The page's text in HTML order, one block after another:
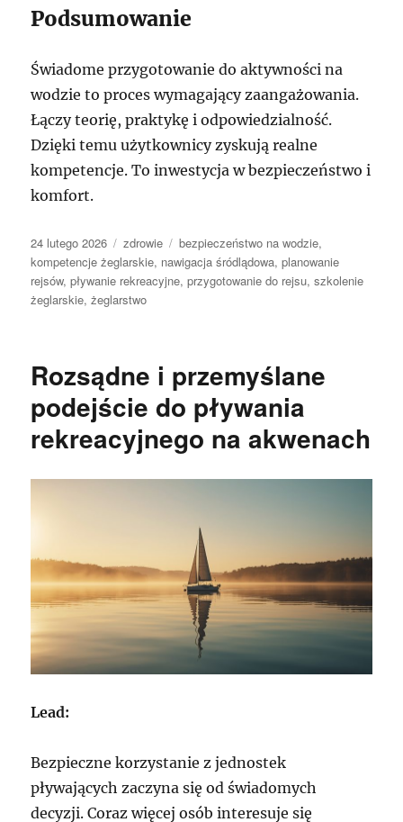
Podsumowanie
Świadome przygotowanie do aktywności na
wodzie to proces wymagający zaangażowania.
Łączy teorię, praktykę i odpowiedzialność.
Dzięki temu użytkownicy zyskują realne
kompetencje. To inwestycja w bezpieczeństwo i
komfort.
Data
publikacji
24 lutego 2026 Kategorie
zdrowie Tagi
bezpieczeństwo na wodzie,
kompetencje żeglarskie, nawigacja śródlądowa,planowanie
rejsów,pływanie rekreacyjne,przygotowanie do rejsu,szkolenie
żeglarskie,żeglarstwo
Rozsądne i przemyślane
podejście do pływania
rekreacyjnego na akwenach
Lead:
Bezpieczne korzystanie z jednostek
pływających zaczyna się od świadomych
decyzji. Coraz więcej osób interesuje się